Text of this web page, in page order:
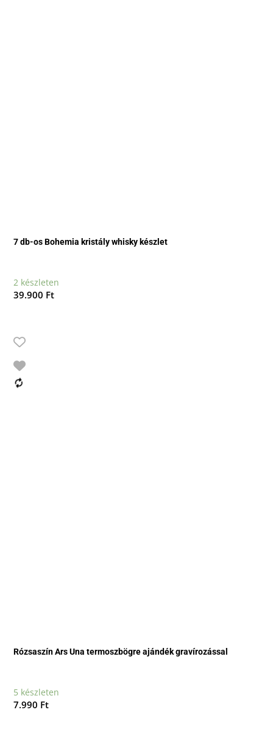
7 db-os Bohemia kristály whisky készlet
2 készleten
39.900 Ft
Rózsaszín Ars Una termoszbögre ajándék gravírozással
5 készleten
7.990 Ft